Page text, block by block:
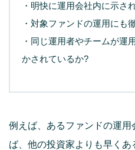
・明快に運用会社内に示さ
・対象ファンドの運用にも
・同じ運用者やチームが運
かされているか?
例えば、あるファンドの運
ば、他の投資家よりも早く